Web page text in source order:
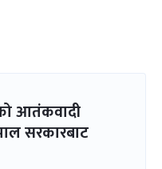
आतंकवादी
सरकारबाट